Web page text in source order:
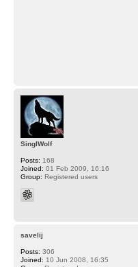
SinglWolf
Posts: 168
Joined: 01 Feb 2009, 16:16
Group: Registered users
savelij
Posts: 306
Joined: 10 Jun 2008, 16:35